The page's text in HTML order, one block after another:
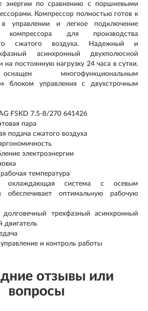
энергии по сравнению с поршневыми
Компрессор полностью готов к
в управлении и легкое подключение
для производства
сжатого воздуха. Надежный и
асинхронный двухполюсной
на постоянную нагрузку 24 часа в сутки.
многофункциональным
блоком управления с двухстрочным
FSKD 7.5-8/270 641426
пара
подача сжатого воздуха
электроэнергии
температура
охлаждающая система с осевым
обеспечивает оптимальную рабочую
трехфазный асинхронный
двигатель
и контроль работы
отзывы или
вопросы